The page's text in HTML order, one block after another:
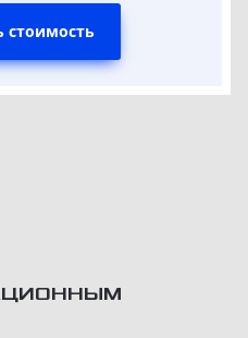
стоимость